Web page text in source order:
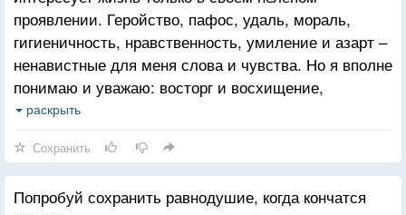
проявлении. Геройство, пафос, удаль, мораль,
гигиеничность, нравственность, умиление и азарт –
ненавистные для меня слова и чувства. Но я вполне
понимаю и уважаю: восторг и восхищение,
вдохновение и отчаяние, страсть и сдержанность,
и смех.
раскрыть
Сохранить
Попробуй сохранить равнодушие, когда кончатся